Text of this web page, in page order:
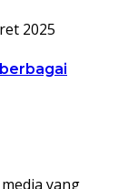
2025
yang